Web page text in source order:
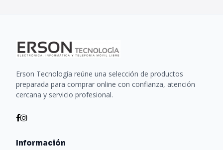
Erson Tecnología reúne una selección de productos
preparada para comprar online con confianza, atención
cercana y servicio profesional.
Información